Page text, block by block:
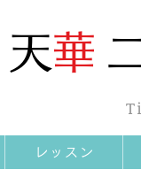
​天華
レッスン